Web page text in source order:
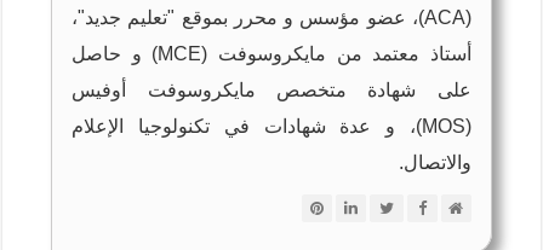
(ACA)، عضو مؤسس و محرر بموقع "تعليم جديد"،
أستاذ معتمد من مايكروسوفت (MCE) و حاصل
على شهادة متخصص مايكروسوفت أوفيس
(MOS)، و عدة شهادات في تكنولوجيا الإعلام
والاتصال.